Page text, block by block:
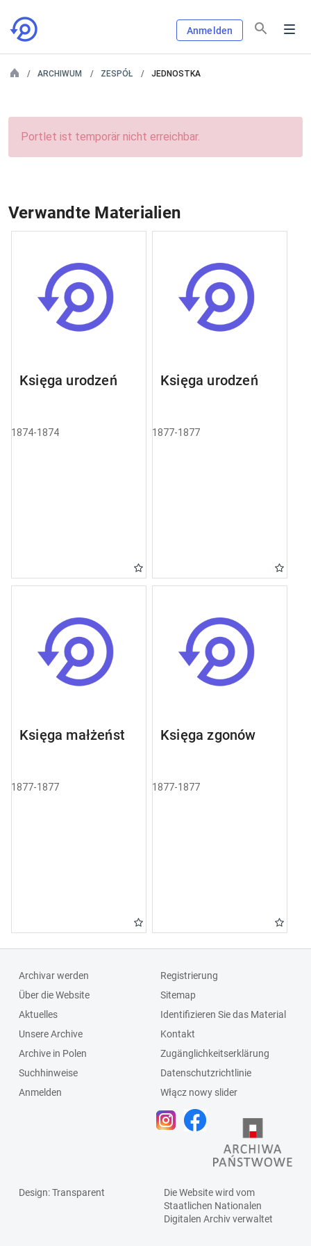
Anmelden
ARCHIWUM ZESPÓŁ JEDNOSTKA
Portlet ist temporär nicht erreichbar.
Verwandte Materialien
Księga urodzeń
1874-1874
Księga urodzeń
1877-1877
Księga małżeństw
1877-1877
Księga zgonów
1877-1877
Archivar werden
Über die Website
Aktuelles
Unsere Archive
Archive in Polen
Suchhinweise
Anmelden
Registrierung
Sitemap
Identifizieren Sie das Material
Kontakt
Zugänglichkeitserklärung
Datenschutzrichtlinie
Włącz nowy slider
Design: Transparent
Die Website wird vom
Staatlichen Nationalen
Digitalen Archivverwaltet